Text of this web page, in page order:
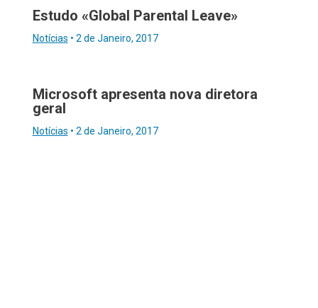
Estudo «Global Parental Leave»
Notícias • 2 de Janeiro, 2017
Microsoft apresenta nova diretora
geral
Notícias • 2 de Janeiro, 2017